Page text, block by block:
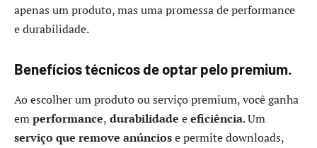
apenas um produto, mas uma promessa de performance
e durabilidade.
Benefícios técnicos de optar pelo premium.
Ao escolher um produto ou serviço premium, você ganha
emperformance, durabilidade eeficiência. Um
serviço que remove anúnciose permite downloads,